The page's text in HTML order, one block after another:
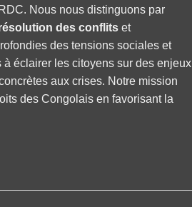
Nous nous distinguons par
des conflits et
des tensions sociales et
éclairer les citoyens sur des enjeux
aux crises. Notre mission
des Congolais en favorisant la